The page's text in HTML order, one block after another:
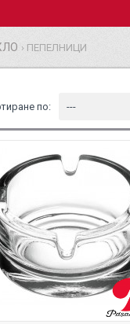
› ПЕПЕЛНИЦИ
по: ---